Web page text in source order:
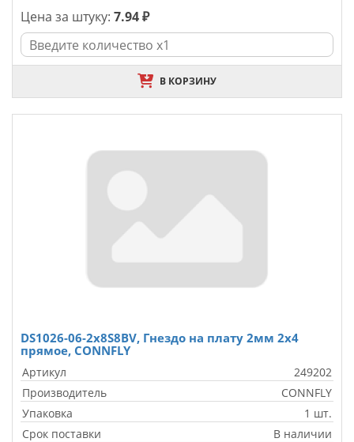
Цена за штуку: 7.94 ₽
В КОРЗИНУ
DS1026-06-2x8S8BV, Гнездо на плату 2мм 2х4
прямое, CONNFLY
Артикул
249202
Производитель
CONNFLY
Упаковка
1 шт.
Срок поставки
В наличии